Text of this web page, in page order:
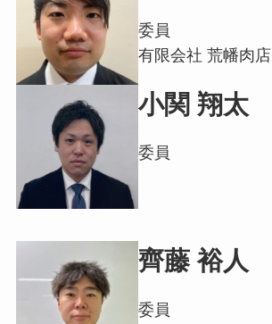
委員
有限会社 荒幡肉店
小関 翔太
委員
齊藤 裕人
委員